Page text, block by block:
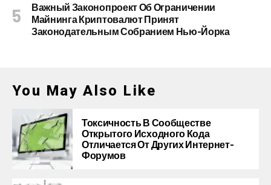
Важный Законопроект Об Ограничении
Майнинга Криптовалют Принят
Законодательным Собранием Нью-Йорка
You May Also Like
Токсичность В Сообществе
Открытого Исходного Кода
Отличается От Других Интернет-
Форумов